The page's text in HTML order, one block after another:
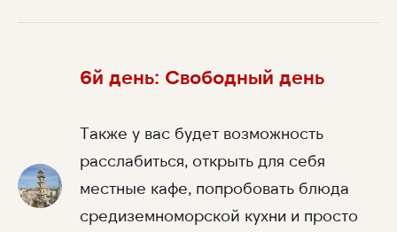
6й день: Свободный день
Также у вас будет возможность
расслабиться, открыть для себя
местные кафе, попробовать блюда
средиземноморской кухни и просто